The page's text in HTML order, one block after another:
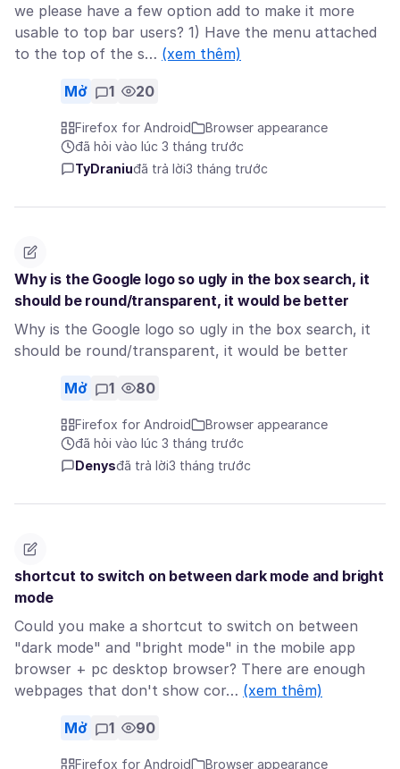
we please have a few option add to make it more
usable to top bar users? 1) Have the menu attached
to the top of the s… (xem thêm)
Mở 1 20
Firefox for Android
Browser appearance
đã hỏi vào lúc 3 tháng trước
TyDraniuđã trả lời3 tháng trước
Why is the Google logo so ugly in the box search, it
should be round/transparent, it would be better
Why is the Google logo so ugly in the box search, it
should be round/transparent, it would be better
Mở 1 80
Firefox for Android
Browser appearance
đã hỏi vào lúc 3 tháng trước
Denysđã trả lời3 tháng trước
shortcut to switch on between dark mode and bright
mode
Could you make a shortcut to switch on between
"dark mode" and "bright mode" in the mobile app
browser + pc desktop browser? There are enough
webpages that don't show cor… (xem thêm)
Mở 1 90
Firefox for Android
Browser appearance